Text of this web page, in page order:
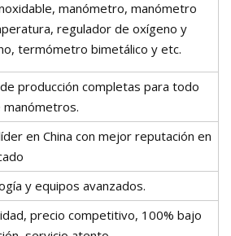
manómetro, manómetro
regulador de oxígeno y
termómetro bimetálico y etc.
producción completas para todo
en China con mejor reputación en
y equipos avanzados.
precio competitivo, 100% bajo